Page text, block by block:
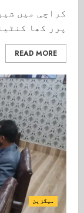
کراچی میں
پرر کھا
READ MORE
میگزین